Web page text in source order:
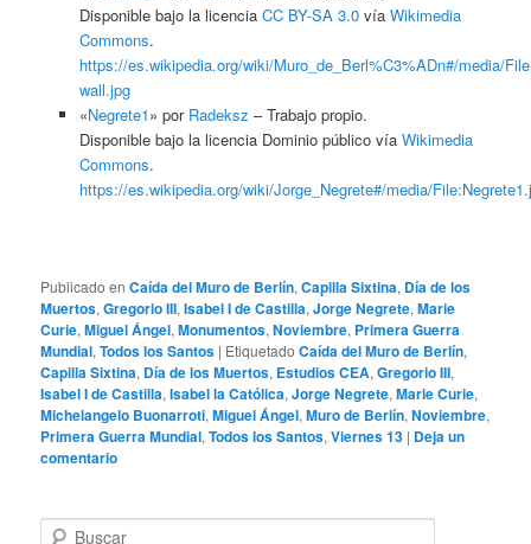
Disponible bajo la licencia CC BY-SA 3.0vía Wikimedia
Commons.
https://es.wikipedia.org/wiki/Muro_de_Berl%C3%ADn#/media/
wall.jpg
«Negrete1» por Radeksz –Trabajo propio.
Disponible bajo la licencia Dominio público vía Wikimedia
Commons.
https://es.wikipedia.org/wiki/Jorge_Negrete#/media/
Publicado en Caída del Muro de Berlín,Capilla Sixtina, Día de los
Muertos,Gregorio III,Isabel I de Castilla,Jorge Negrete,Marie
Curie,Miguel Ángel,Monumentos,Noviembre, Primera Guerra
Mundial,Todos los Santos | Etiquetado Caída del Muro de Berlín,
Capilla Sixtina, Día de los Muertos, Estudios CEA,Gregorio III,
Isabel I de Castilla,Isabel la Católica,Jorge Negrete,Marie Curie,
Michelangelo Buonarroti,Miguel Ángel,Muro de Berlín,Noviembre,
Primera Guerra Mundial,Todos los Santos,Viernes 13 | Deja un
comentario